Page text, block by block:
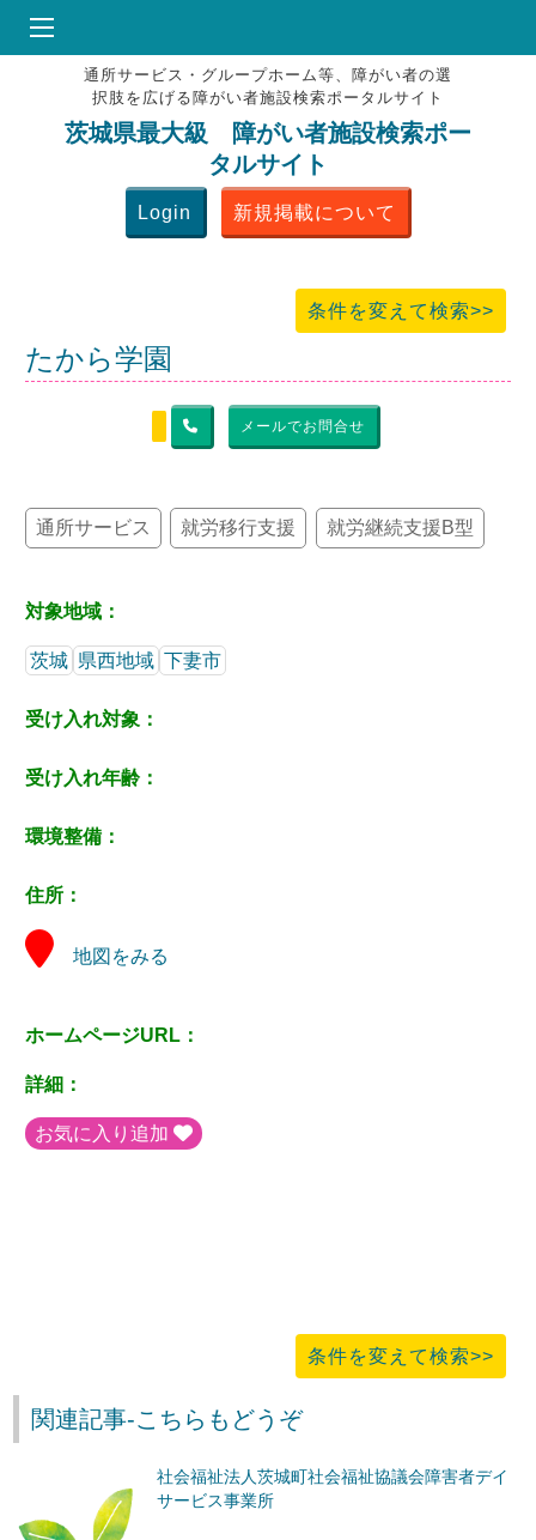
HOME
♥お気にりブックマーク
掲載会員MENU
よくある質問
通所サービス・グループホーム等、障がい者の選
択肢を広げる障がい者施設検索ポータルサイト
茨城県最大級 障がい者施設検索ポー
タルサイト
Login 新規掲載について
条件を変えて検索>>
たから学園
メールでお問合せ
通所サービス 就労移行支援 就労継続支援B型
対象地域：
茨城 県西地域 下妻市
受け入れ対象：
受け入れ年齢：
環境整備：
住所：
地図をみる
ホームページURL：
詳細：
お気に入り追加
条件を変えて検索>>
関連記事-こちらもどうぞ
社会福祉法人茨城町社会福祉協議会障害者デイ
サービス事業所